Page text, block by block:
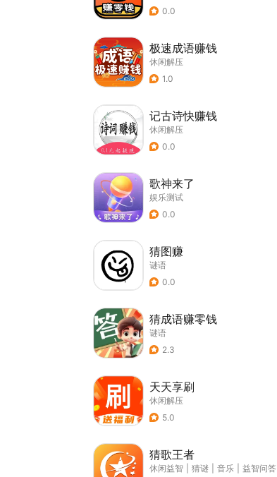
0.0
极速成语赚钱
休闲解压
1.0
记古诗快赚钱
休闲解压
0.0
歌神来了
娱乐测试
0.0
猜图赚
谜语
0.0
猜成语赚零钱
谜语
2.3
天天享刷
休闲解压
5.0
猜歌王者
休闲益智 猜谜 音乐
益智问答